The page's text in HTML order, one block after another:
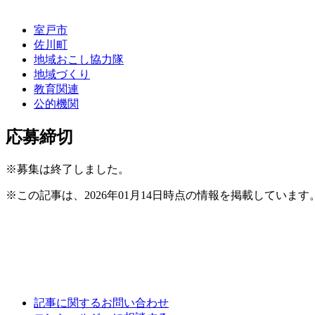
室戸市
佐川町
地域おこし協力隊
地域づくり
教育関連
公的機関
応募締切
※募集は終了しました。
※この記事は、2026年01月14日時点の情報を掲載しています
記事に関するお問い合わせ